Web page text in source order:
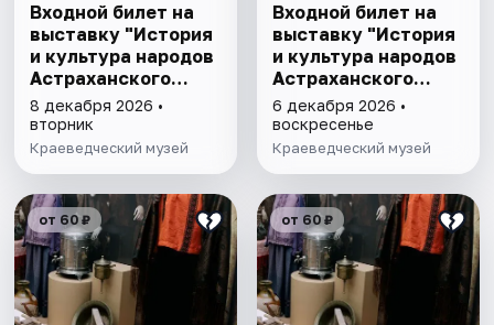
Входной билет на
выставку "История
и культура народов
Астраханского
края"
8 декабря 2026 •
вторник
Краеведческий музей
Входной билет на
выставку "История
и культура народов
Астраханского
края"
6 декабря 2026 •
воскресенье
Краеведческий музей
от 60 ₽ от 60 ₽